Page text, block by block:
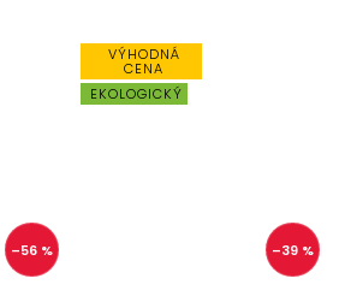
–56 %
VÝHODNÁ
CENA
EKOLOGICKÝ
–39 %